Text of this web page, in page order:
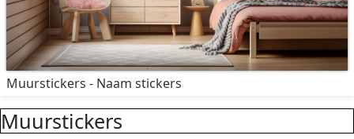
Muurstickers - Naam stickers
Muurstickers